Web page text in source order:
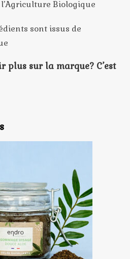
Biologique
sont issus de
plus sur la marque? C’est